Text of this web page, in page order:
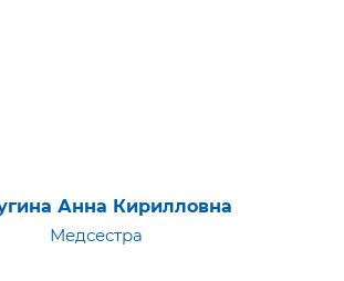
Анна Кирилловна
Медсестра